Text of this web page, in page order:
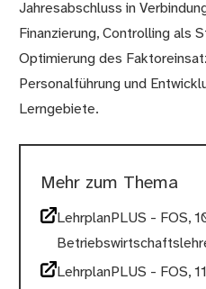
Jahresabschluss in
Finanzierung, Controlling als
Optimierung des
Personalführung und
Lerngebiete.
Mehr zum Thema
LehrplanPLUS - FOS,
LehrplanPLUS - FOS,